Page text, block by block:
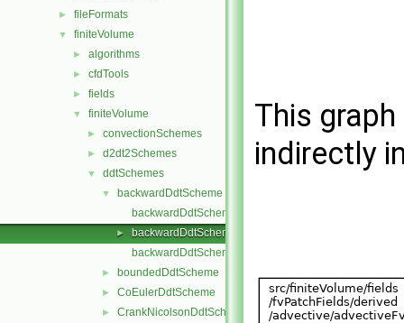
► fileFormats
▼ finiteVolume
► algorithms
► cfdTools
► fields
▼ finiteVolume
► convectionSchemes
► d2dt2Schemes
▼ ddtSchemes
▼
backwardDdtScheme
backwardDdtScheme.C
►
backwardDdtScheme.H
backwardDdtSchemes.C
► boundedDdtScheme
► CoEulerDdtScheme
► CrankNicolsonDdtScheme
This
indirectly